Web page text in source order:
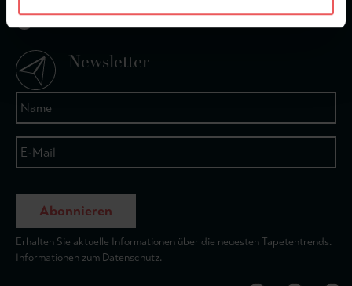
Newsletter
Abonnieren
Erhalten Sie aktuelle Informationen über die neuesten Tapetentrends.
Informationen zum Datenschutz.